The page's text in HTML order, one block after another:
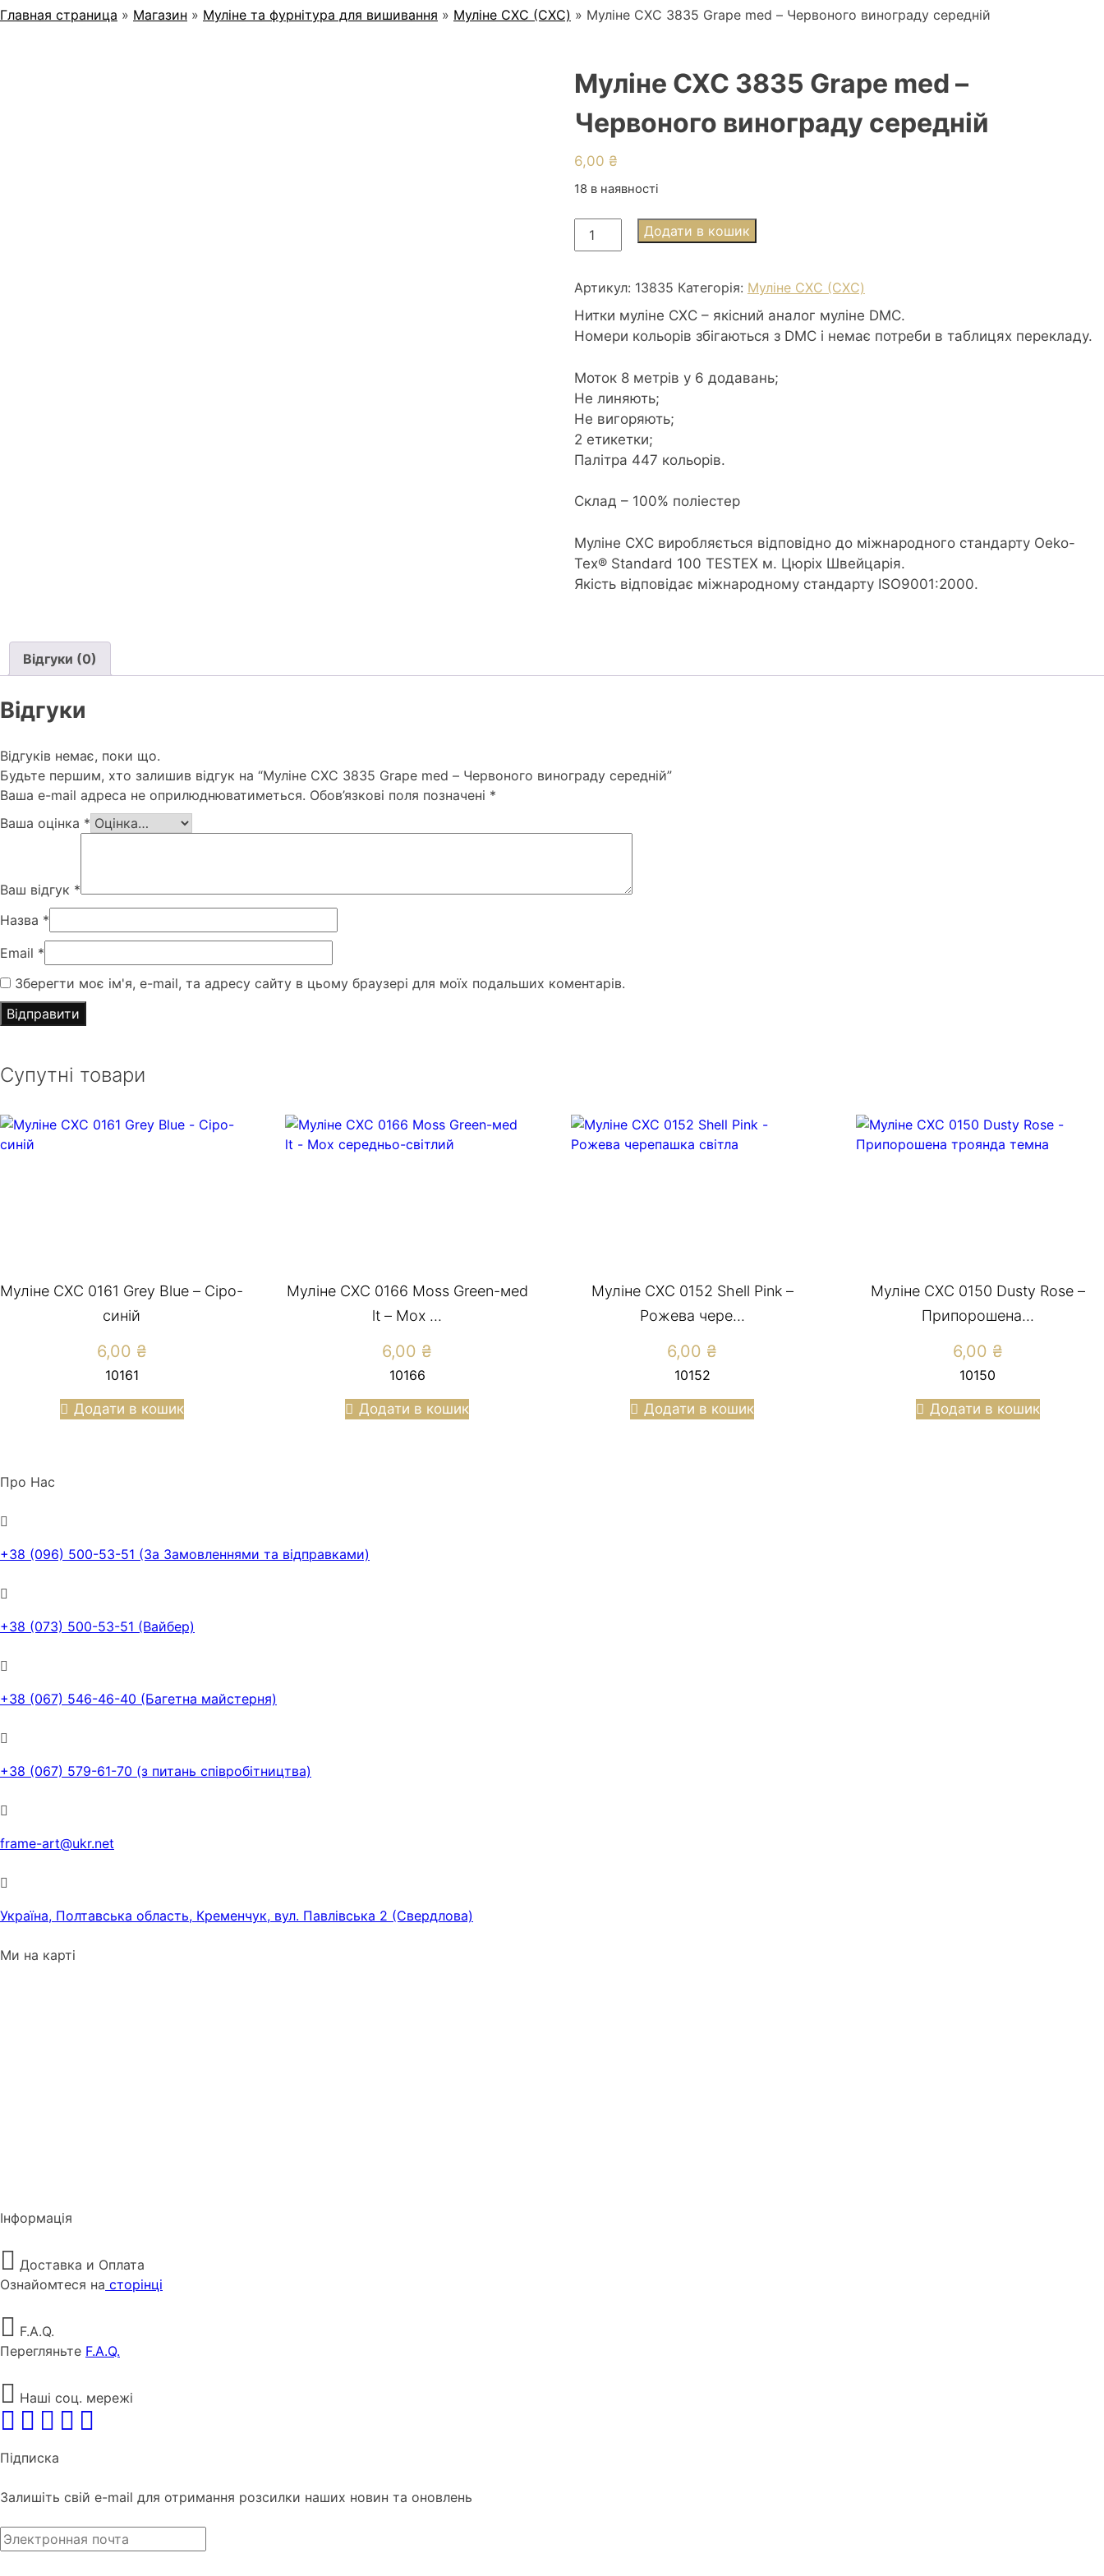
Главная страница » Магазин » Муліне та фурнітура для вишивання » Муліне СХС (CXC) » Муліне СХС 3835 Grape med – Червоного винограду середній
Муліне СХС 3835 Grape med –
Червоного винограду середній
6,00 ₴
18 в наявності
Муліне
СХС
Grape
med
-
Червоного
середній
кількість
Додати в кошик
Артикул: 13835 Категорія: Муліне СХС (CXC)
Нитки муліне СХС – якісний аналог муліне DMC.
Номери кольорів збігаються з DMC і немає потреби в таблицях перекладу.
Моток 8 метрів у 6 додавань;
Не линяють;
Не вигоряють;
2 етикетки;
Палітра 447 кольорів.
Склад – 100% поліестер
Муліне CXC виробляється відповідно до міжнародного стандарту Oeko-
Tex® Standard 100 TESTEX м. Цюріх Швейцарія.
Якість відповідає міжнародному стандарту ISO9001:2000.
Відгуки (0)
Відгуки
Відгуків немає, поки що.
Будьте першим, хто залишив відгук на “Муліне СХС 3835 Grape med – Червоного винограду середній”
Ваша e-mail адреса не оприлюднюватиметься. Обов’язкові поля позначені *
Ваша оцінка *
Ваш відгук *
Назва *
Email *
Зберегти моє ім'я, e-mail, та адресу сайту в цьому браузері для моїх подальших коментарів.
Супутні товари
Муліне СХС 0161 Grey Blue – Сіро-
синій
6,00 ₴
10161
Додати в кошик
Муліне СХС 0166 Moss Green-меd
lt – Мох ...
6,00 ₴
10166
Додати в кошик
Муліне CXC 0152 Shell Pink –
Рожева чере...
6,00 ₴
10152
Додати в кошик
Муліне CXC 0150 Dusty Rose –
Припорошена...
6,00 ₴
10150
Додати в кошик
Про Нас
+38 (096) 500-53-51 (За Замовленнями та відправками)
+38 (073) 500-53-51 (Вайбер)
+38 (067) 546-46-40 (Багетна майстерня)
+38 (067) 579-61-70 (з питань співробітництва)
frame-art@ukr.net
Україна, Полтавська область, Кременчук, вул. Павлівська 2 (Свердлова)
Ми на карті
Інформація
Доставка и Оплата
Ознайомтеся на сторінці
F.A.Q.
Перегляньте F.A.Q.
Наші соц. мережі
Підписка
Залишіть свій e-mail для отримання розсилки наших новин та оновлень